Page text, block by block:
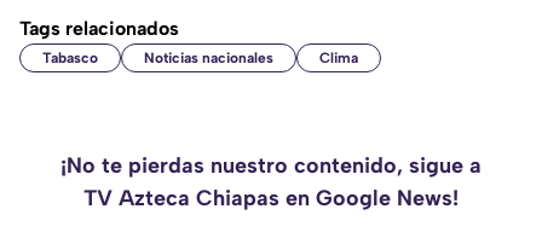
Tags relacionados
Tabasco Noticias nacionales Clima
¡No te pierdas nuestro contenido, sigue a
TV Azteca Chiapas en Google News!